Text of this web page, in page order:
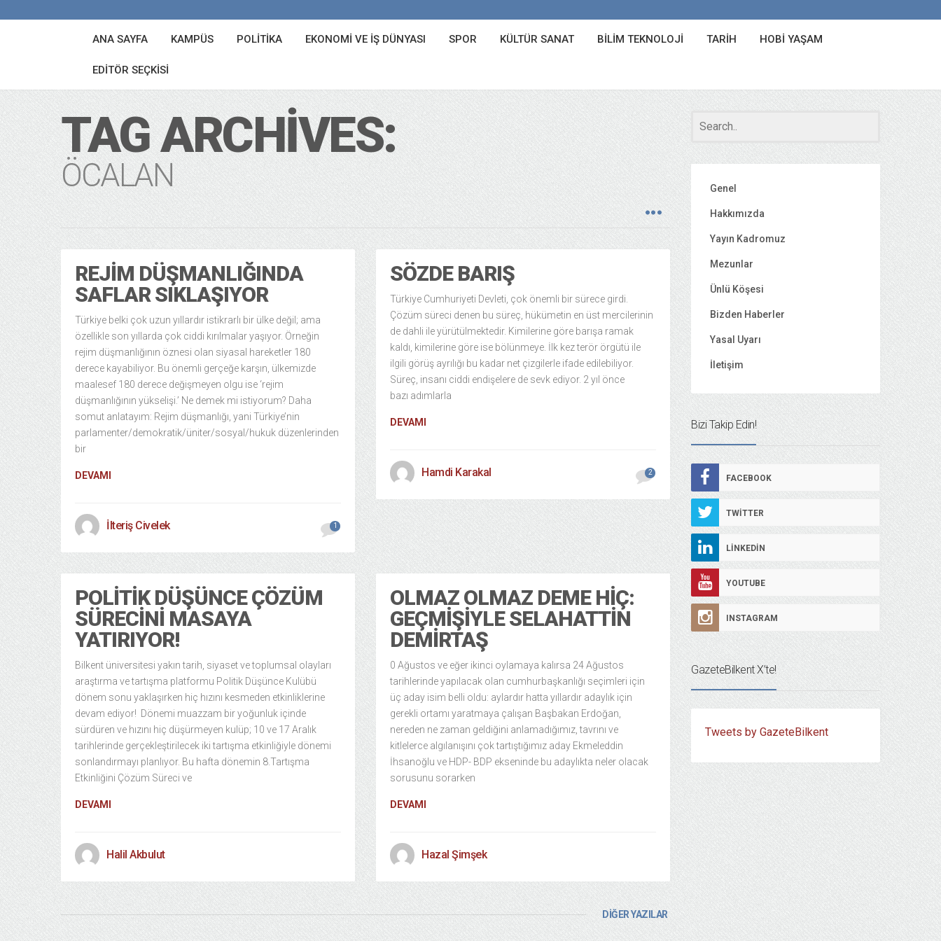
ANA SAYFA KAMPÜS POLITIKA EKONOMI VE İŞ DÜNYASI SPOR KÜLTÜR SANAT BILIM TEKNOLOJI TARIH HOBI YAŞAM
EDITÖR SEÇKISI
TAG ARCHIVES:
ÖCALAN
REJIM DÜŞMANLIĞINDA
SAFLAR SIKLAŞIYOR
Türkiye belki çok uzun yıllardır istikrarlı bir ülke değil; ama
özellikle son yıllarda çok ciddi kırılmalar yaşıyor. Örneğin
rejim düşmanlığının öznesi olan siyasal hareketler 180
derece kayabiliyor. Bu önemli gerçeğe karşın, ülkemizde
maalesef 180 derece değişmeyen olgu ise ‘rejim
düşmanlığının yükselişi.’ Ne demek mi istiyorum? Daha
somut anlatayım: Rejim düşmanlığı, yani Türkiye’nin
parlamenter/demokratik/üniter/sosyal/hukuk düzenlerinden
bir
DEVAMI
İlteriş Civelek 1
SÖZDE BARIŞ
Türkiye Cumhuriyeti Devleti, çok önemli bir sürece girdi.
Çözüm süreci denen bu süreç, hükümetin en üst mercilerinin
de dahli ile yürütülmektedir. Kimilerine göre barışa ramak
kaldı, kimilerine göre ise bölünmeye. İlk kez terör örgütü ile
ilgili görüş ayrılığı bu kadar net çizgilerle ifade edilebiliyor.
Süreç, insanı ciddi endişelere de sevk ediyor. 2 yıl önce
bazı adımlarla
DEVAMI
Hamdi Karakal 2
POLITIK DÜŞÜNCE ÇÖZÜM
SÜRECINI MASAYA
YATIRIYOR!
Bilkent üniversitesi yakın tarih, siyaset ve toplumsal olayları
araştırma ve tartışma platformu Politik Düşünce Kulübü
dönem sonu yaklaşırken hiç hızını kesmeden etkinliklerine
devam ediyor! Dönemi muazzam bir yoğunluk içinde
sürdüren ve hızını hiç düşürmeyen kulüp; 10 ve 17 Aralık
tarihlerinde gerçekleştirilecek iki tartışma etkinliğiyle dönemi
sonlandırmayı planlıyor. Bu hafta dönemin 8.Tartışma
Etkinliğini Çözüm Süreci ve
DEVAMI
Halil Akbulut
OLMAZ OLMAZ DEME HIÇ:
GEÇMIŞIYLE SELAHATTIN
DEMIRTAŞ
0 Ağustos ve eğer ikinci oylamaya kalırsa 24 Ağustos
tarihlerinde yapılacak olan cumhurbaşkanlığı seçimleri için
üç aday isim belli oldu: aylardır hatta yıllardır adaylık için
gerekli ortamı yaratmaya çalışan Başbakan Erdoğan,
nereden ne zaman geldiğini anlamadığımız, tavrını ve
kitlelerce algılanışını çok tartıştığımız aday Ekmeleddin
İhsanoğlu ve HDP- BDP ekseninde bu adaylıkta neler olacak
sorusunu sorarken
DEVAMI
Hazal Şimşek
DİĞER YAZILAR
Genel
Hakkımızda
Yayın Kadromuz
Mezunlar
Ünlü Köşesi
Bizden Haberler
Yasal Uyarı
İletişim
Bizi Takip Edin!
FACEBOOK
TWITTER
LINKEDIN
YOUTUBE
INSTAGRAM
GazeteBilkent X’te!
Tweets by GazeteBilkent